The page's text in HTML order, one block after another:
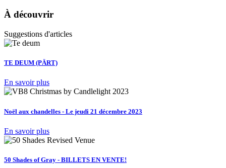
À découvrir
Suggestions d'articles
TE DEUM (PÄRT)
En savoir plus
Noël aux chandelles - Le jeudi 21 décembre 2023
En savoir plus
50 Shades of Gray - BILLETS EN VENTE!